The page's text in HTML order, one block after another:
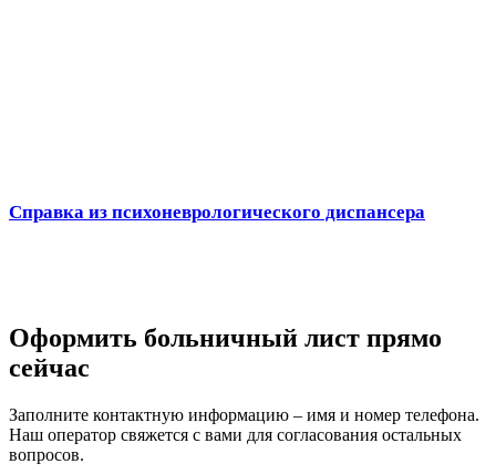
Справка из психоневрологического диспансера
Оформить больничный лист прямо
сейчас
Заполните контактную информацию – имя и номер телефона.
Наш оператор свяжется с вами для согласования остальных
вопросов.